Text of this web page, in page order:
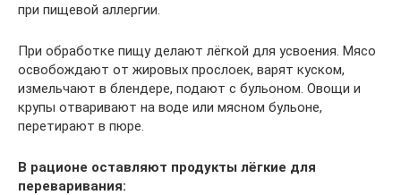
при пищевой аллергии.
При обработке пищу делают лёгкой для усвоения. Мясо
освобождают от жировых прослоек, варят куском,
измельчают в блендере, подают с бульоном. Овощи и
крупы отваривают на воде или мясном бульоне,
перетирают в пюре.
В рационе оставляют продукты лёгкие для
переваривания: